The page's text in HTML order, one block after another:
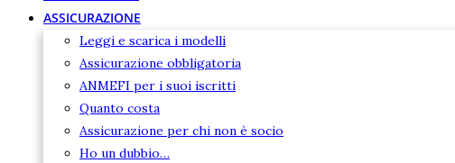
ASSICURAZIONE
Leggi e scarica i modelli
Assicurazione obbligatoria
ANMEFI per i suoi iscritti
Quanto costa
Assicurazione per chi non è socio
Ho un dubbio…